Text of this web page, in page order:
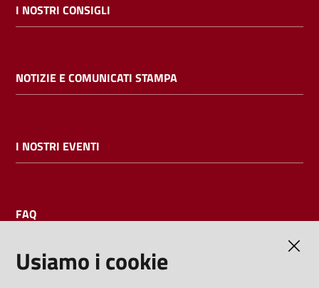
cataloghi
bibliotecario
I NOSTRI CONSIGLI
NOTIZIE E COMUNICATI STAMPA
I NOSTRI EVENTI
FAQ
Usiamo i cookie